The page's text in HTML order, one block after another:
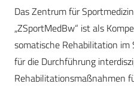
Das Zentrum für
„ZSportMedBw“ ist als
somatische Rehabilitation
für die Durchführung
Rehabilitationsmaßnahmen